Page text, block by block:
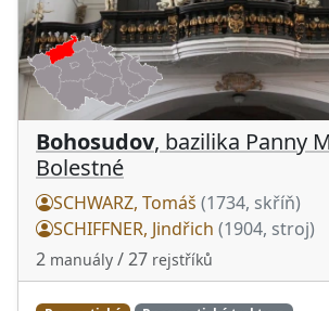
Bohosudov, bazilika Panny
Bolestné
SCHWARZ, Tomáš (1734, skříň)
SCHIFFNER, Jindřich (1904, stroj)
2 manuály / 27 rejstříků